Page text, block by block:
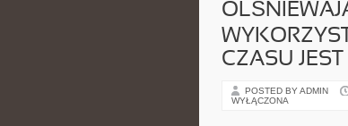
CZASU
POSTED BY ADMIN
WYŁĄCZONA